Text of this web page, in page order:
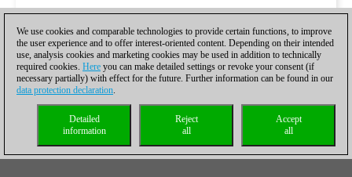
We use cookies and comparable technologies to provide certain functions, to improve
the user experience and to offer interest-oriented content. Depending on their intended
use, analysis cookies and marketing cookies may be used in addition to technically
required cookies. Here you can make detailed settings or revoke your consent (if
necessary partially) with effect for the future. Further information can be found in our
data protection declaration.
Accept
all
Reject
all
Detailed
information